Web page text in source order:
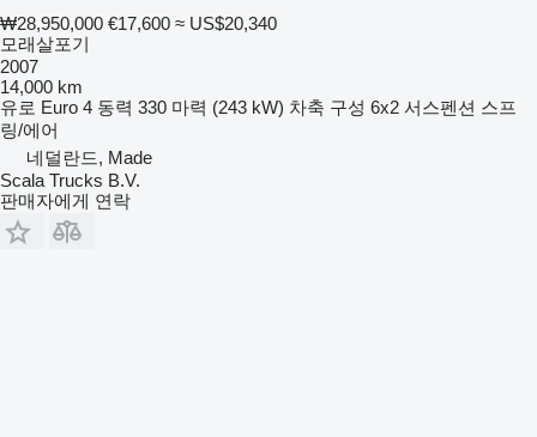
₩28,950,000 €17,600 ≈ US$20,340
모래살포기
2007
14,000 km
유로 Euro 4 동력 330 마력 (243 kW) 차축 구성 6x2 서스펜션 스프
링/에어
네덜란드, Made
Scala Trucks B.V.
판매자에게 연락